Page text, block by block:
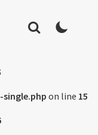
on line 15